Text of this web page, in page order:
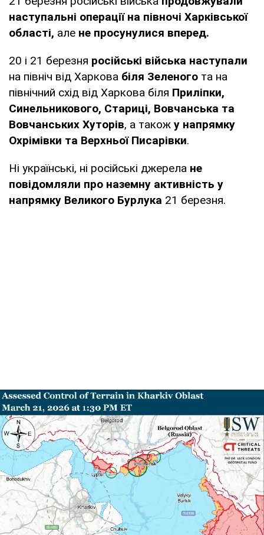
наступальні операції на півночі Харківської
області, але не просунулися вперед.
20 і 21 березня російські війська наступали
на північ від Харкова біля Зеленого та на
північний схід від Харкова біля Приліпки,
Синельникового, Стариці, Вовчанська та
Вовчанських Хуторів, а також у напрямку
Охрімівки та Верхньої Писарівки.
Ні українські, ні російські джерела не
повідомляли про наземну активність у
напрямку Великого Бурлука 21 березня.